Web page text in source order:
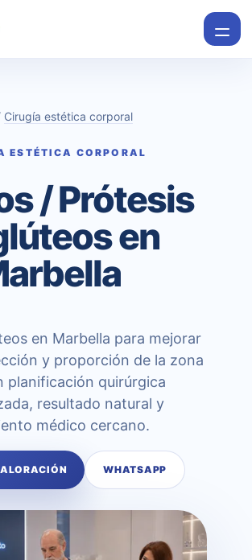
Cirugía estética corporal
ESTÉTICA CORPORAL
/ Prótesis
en
en Marbella para mejorar
y proporción de la zona
planificación quirúrgica
resultado natural y
médico cercano.
WHATSAPP